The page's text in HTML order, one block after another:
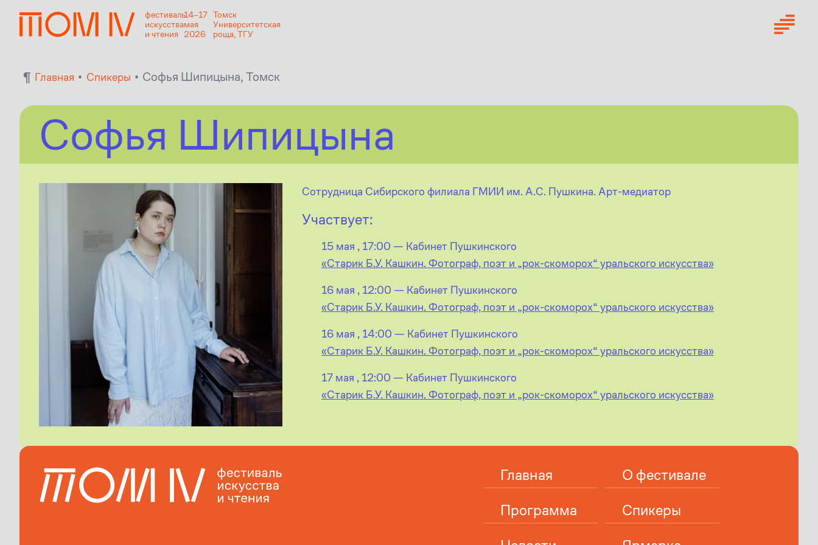
фестиваль
искусства
и чтения
14–17
мая
2026
Томск
Университетская
роща, ТГУ
¶ Главная • Спикеры • Софья Шипицына, Томск
Софья Шипицына
Сотрудница Сибирского филиала ГМИИ им. А.С. Пушкина. Арт-медиатор
Участвует:
15 мая , 17:00 — Кабинет Пушкинского
«Старик Б.У. Кашкин. Фотограф, поэт и „рок-скоморох“ уральского искусства»
16 мая , 12:00 — Кабинет Пушкинского
«Старик Б.У. Кашкин. Фотограф, поэт и „рок-скоморох“ уральского искусства»
16 мая , 14:00 — Кабинет Пушкинского
«Старик Б.У. Кашкин. Фотограф, поэт и „рок-скоморох“ уральского искусства»
17 мая , 12:00 — Кабинет Пушкинского
«Старик Б.У. Кашкин. Фотограф, поэт и „рок-скоморох“ уральского искусства»
Главная О фестивале
Программа Спикеры